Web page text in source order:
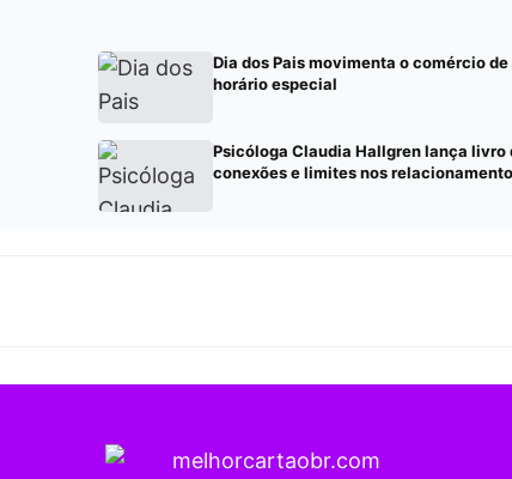
Dia dos Pais movimenta o comércio
horário especial
Psicóloga Claudia Hallgren lança livro
conexões e limites nos